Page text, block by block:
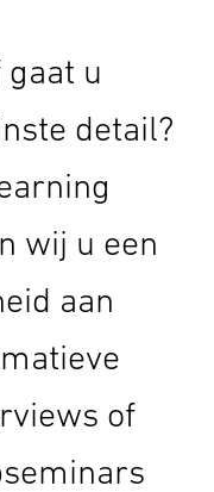
u
detail?
wij u een
aan
of